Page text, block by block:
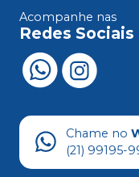
Acompanhe nas
Redes Sociais
Chame no
(21) 99195-